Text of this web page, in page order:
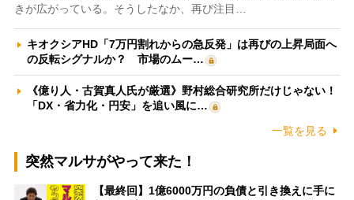
きが広がっている。そうしたなか、再び注目…
キオクシアHD「7万円割れからの急反発」は再びの上昇局面へ
の反転シグナルか？ 市場のムー…
《億り人・古賀真人氏が厳選》野村総合研究所だけじゃない！
「DX・省力化・円安」を追い風に…
一覧を見る
突然マルサがやって来た！
【最終回】1億6000万円の負債と引き換えに手に